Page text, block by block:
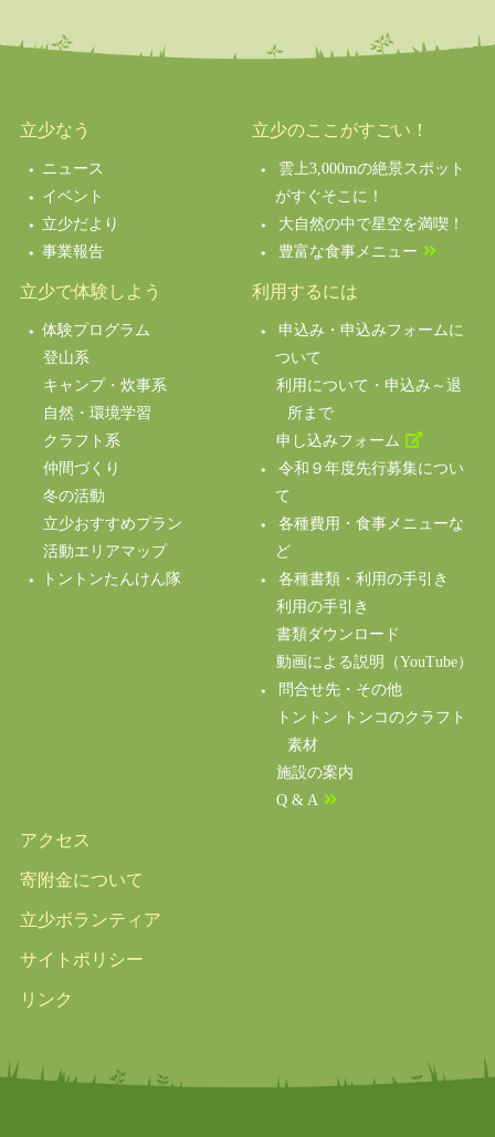
立少なう
ニュース
イベント
立少だより
事業報告
立少のここがすごい！
雲上3,000mの絶景スポット
がすぐそこに！
大自然の中で星空を満喫！
豊富な食事メニュー
立少で体験しよう
体験プログラム
登山系
キャンプ・炊事系
自然・環境学習
クラフト系
仲間づくり
冬の活動
立少おすすめプラン
活動エリアマップ
トントンたんけん隊
利用するには
申込み・申込みフォームに
ついて
利用について・申込み～退
所まで
申し込みフォーム
令和９年度先行募集につい
て
各種費用・食事メニューな
ど
各種書類・利用の手引き
利用の手引き
書類ダウンロード
動画による説明（YouTube）
問合せ先・その他
トントン トンコのクラフト
素材
施設の案内
Q & A
アクセス
寄附金について
立少ボランティア
サイトポリシー
リンク